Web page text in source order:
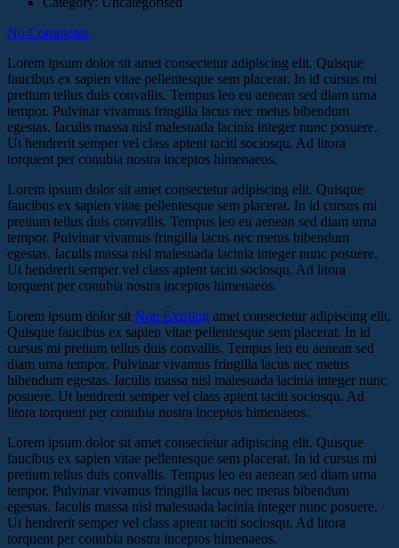
No Comments
Lorem ipsum dolor sit amet consectetur adipiscing elit. Quisque
faucibus ex sapien vitae pellentesque sem placerat. In id cursus mi
pretium tellus duis convallis. Tempus leo eu aenean sed diam urna
tempor. Pulvinar vivamus fringilla lacus nec metus bibendum
egestas. Iaculis massa nisl malesuada lacinia integer nunc posuere.
Ut hendrerit semper vel class aptent taciti sociosqu. Ad litora
torquent per conubia nostra inceptos himenaeos.
Lorem ipsum dolor sit amet consectetur adipiscing elit. Quisque
faucibus ex sapien vitae pellentesque sem placerat. In id cursus mi
pretium tellus duis convallis. Tempus leo eu aenean sed diam urna
tempor. Pulvinar vivamus fringilla lacus nec metus bibendum
egestas. Iaculis massa nisl malesuada lacinia integer nunc posuere.
Ut hendrerit semper vel class aptent taciti sociosqu. Ad litora
torquent per conubia nostra inceptos himenaeos.
Lorem ipsum dolor sit Non Existing amet consectetur adipiscing elit.
Quisque faucibus ex sapien vitae pellentesque sem placerat. In id
cursus mi pretium tellus duis convallis. Tempus leo eu aenean sed
diam urna tempor. Pulvinar vivamus fringilla lacus nec metus
bibendum egestas. Iaculis massa nisl malesuada lacinia integer nunc
posuere. Ut hendrerit semper vel class aptent taciti sociosqu. Ad
litora torquent per conubia nostra inceptos himenaeos.
Lorem ipsum dolor sit amet consectetur adipiscing elit. Quisque
faucibus ex sapien vitae pellentesque sem placerat. In id cursus mi
pretium tellus duis convallis. Tempus leo eu aenean sed diam urna
tempor. Pulvinar vivamus fringilla lacus nec metus bibendum
egestas. Iaculis massa nisl malesuada lacinia integer nunc posuere.
Ut hendrerit semper vel class aptent taciti sociosqu. Ad litora
torquent per conubia nostra inceptos himenaeos.